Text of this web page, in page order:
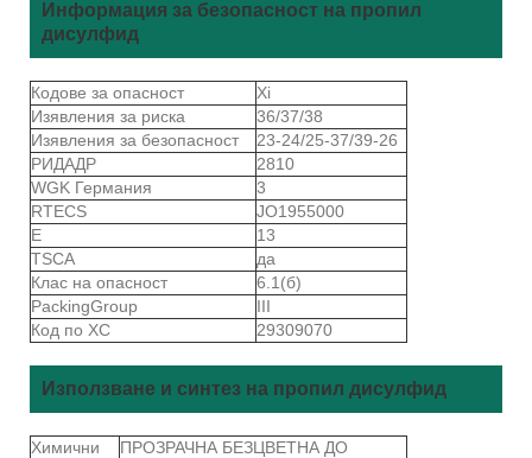
Информация за безопасност на пропил
дисулфид
Кодове за опасност
Xi
Изявления за риска
36/37/38
Изявления за безопасност
23-24/25-37/39-26
РИДАДР
2810
WGK Германия
3
RTECS
JO1955000
Е
13
TSCA
да
Клас на опасност
6.1(б)
PackingGroup
III
Код по ХС
29309070
Използване и синтез на пропил дисулфид
Химични
ПРОЗРАЧНА БЕЗЦВЕТНА ДО